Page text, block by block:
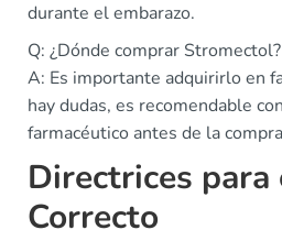
durante el embarazo.
Q: ¿Dónde comprar Stromectol?
A: Es importante adquirirlo en
hay dudas, es recomendable
farmacéutico antes de la
Directrices para
Correcto